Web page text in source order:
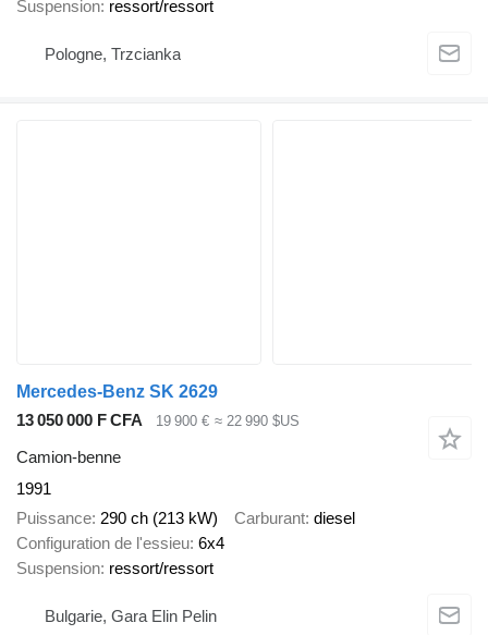
Suspension ressort/ressort
Pologne, Trzcianka
Mercedes-Benz SK 2629
13 050 000 F CFA
19 900 € ≈ 22 990 $US
Camion-benne
1991
Puissance 290 ch (213 kW) Carburant diesel
Configuration de l'essieu 6x4
Suspension ressort/ressort
Bulgarie, Gara Elin Pelin